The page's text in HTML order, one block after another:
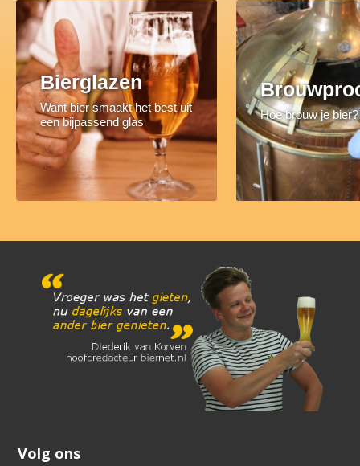
Bierglazen
Want bier smaakt het best uit
een bijpassend glas
Hoe brouw je bier?
Volg ons